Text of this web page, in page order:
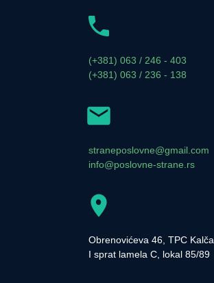
(+381) 063 / 246 - 403
(+381) 063 / 236 - 138
straneposlovne@gmail.com
info@poslovne-strane.rs
Obrenovićeva 46, TPC Kalča,
I sprat lamela C, lokal 85/89